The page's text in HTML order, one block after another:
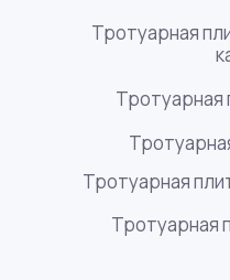
Тротуарная
Тротуарная
Тротуарная
Тротуарная